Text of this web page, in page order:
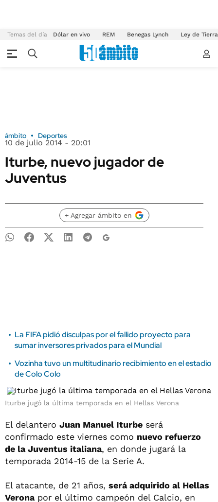
Temas del día Dólar en vivo REM Benegas Lynch Ley de
ámbito Deportes
10 de julio 2014 - 20:01
Iturbe, nuevo jugador de
Juventus
+ Agregar ámbito en
La FIFA pidió disculpas por el fallido proyecto para
sumar inversores privados para el Mundial
Vozinha tuvo un multitudinario recibimiento en el estadio
de Colo Colo
Iturbe jugó la última temporada en el Hellas Verona
El delantero Juan Manuel Iturbe será
confirmado este viernes como nuevo refuerzo
de la Juventus italiana, en donde jugará la
temporada 2014-15 de la Serie A.
El atacante, de 21 años, será adquirido al Hellas
Veronapor el último campeón del Calcio, en